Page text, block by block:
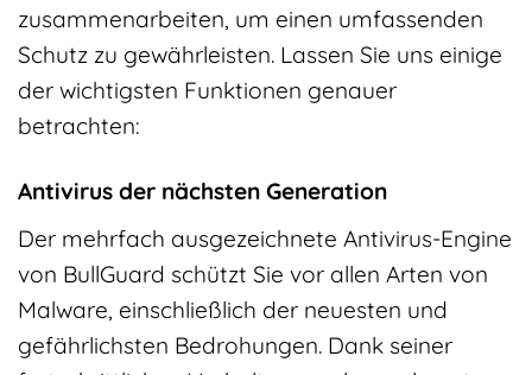
zusammenarbeiten, um einen umfassenden
Schutz zu gewährleisten. Lassen Sie uns einige
der wichtigsten Funktionen genauer
betrachten:
Antivirus der nächsten Generation
Der mehrfach ausgezeichnete Antivirus-Engine
von BullGuard schützt Sie vor allen Arten von
Malware, einschließlich der neuesten und
gefährlichsten Bedrohungen. Dank seiner